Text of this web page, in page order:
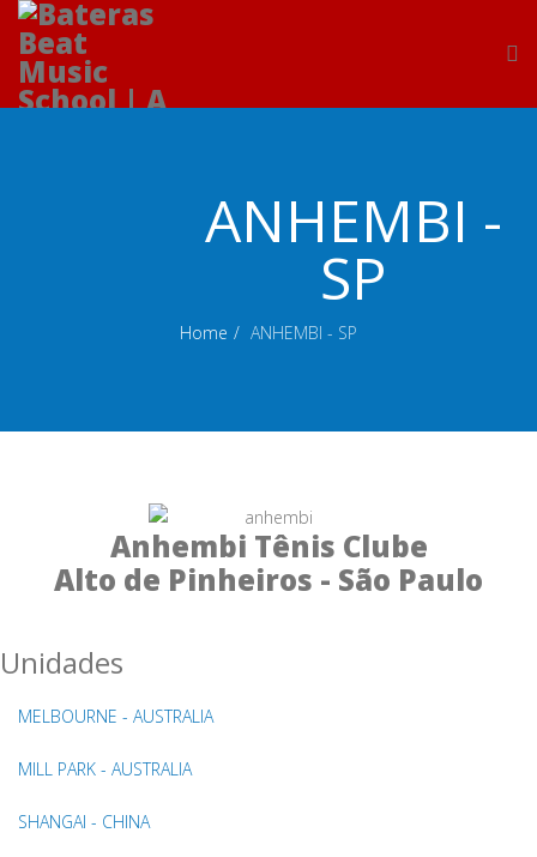
ANHEMBI -
SP
Home ANHEMBI - SP
Anhembi Tênis Clube
Alto de Pinheiros - São Paulo
Unidades
MELBOURNE - AUSTRALIA
MILL PARK - AUSTRALIA
SHANGAI - CHINA